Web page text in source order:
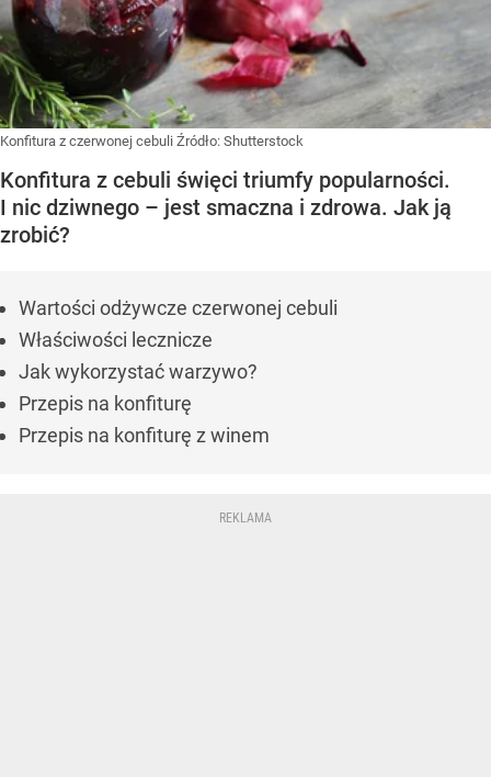
Konfitura z czerwonej cebuli Źródło: Shutterstock
Konfitura z cebuli święci triumfy popularności.
I nic dziwnego – jest smaczna i zdrowa. Jak ją
zrobić?
Wartości odżywcze czerwonej cebuli
Właściwości lecznicze
Jak wykorzystać warzywo?
Przepis na konfiturę
Przepis na konfiturę z winem